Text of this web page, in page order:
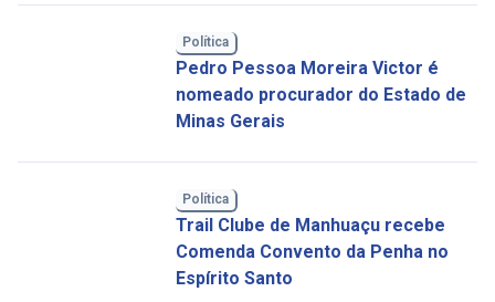
Política
Pedro Pessoa Moreira Victor é
nomeado procurador do Estado de
Minas Gerais
Política
Trail Clube de Manhuaçu recebe
Comenda Convento da Penha no
Espírito Santo